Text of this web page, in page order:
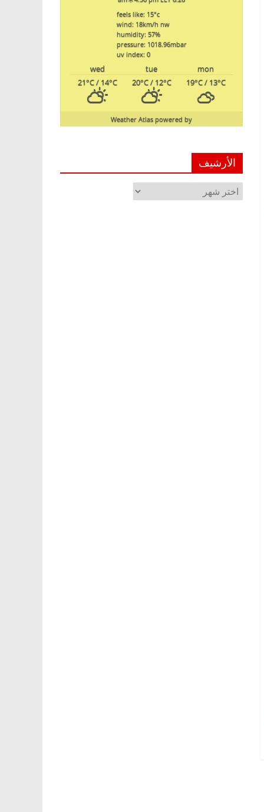
feels like: 15°c
wind: 18km/h nw
humidity: 57%
pressure: 1018.96mbar
uv index: 0
mon
tue
wed
19°C/ 13°C
20°C/ 12°C
21°C/ 14°C
powered by
Weather Atlas
الأرشيف
الأرشيف